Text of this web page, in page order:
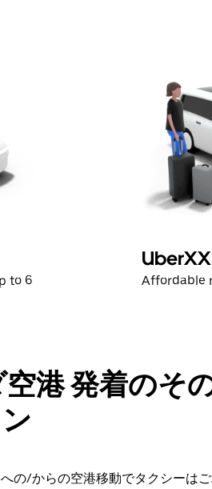
to 6 Affordable
港 発着のそ
の/からの空港移動でタクシーは